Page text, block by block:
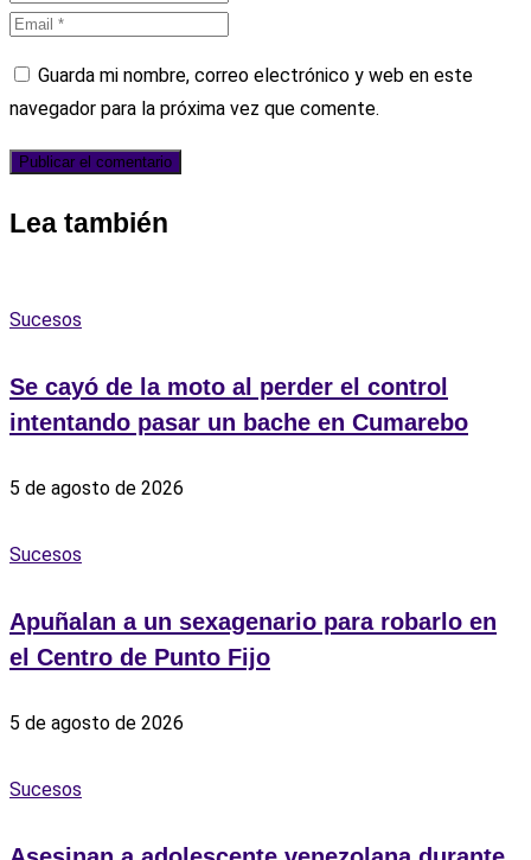
Guarda mi nombre, correo electrónico y web en este
navegador para la próxima vez que comente.
Lea también
Sucesos
Se cayó de la moto al perder el control
intentando pasar un bache en Cumarebo
5 de agosto de 2026
Sucesos
Apuñalan a un sexagenario para robarlo en
el Centro de Punto Fijo
5 de agosto de 2026
Sucesos